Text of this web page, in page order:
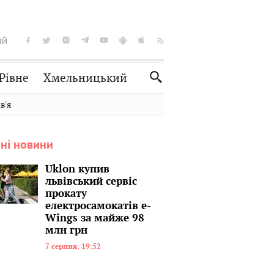
Хмельницький
Словко
Спорт
Нерухомість Домашні тварини
новини
Uklon купив
львівський сервіс
прокату
електросамокатів e-
Wings за майже 98
млн грн
7 серпня, 19:52